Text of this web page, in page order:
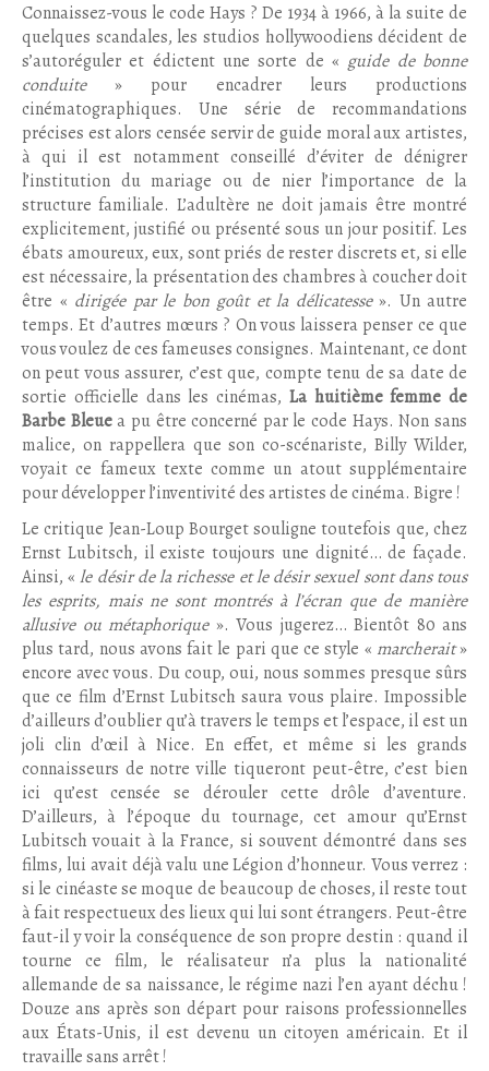
Connaissez-vous le code Hays ? De 1934 à 1966, à la suite de
quelques scandales, les studios hollywoodiens décident de
s’autoréguler et édictent une sorte de « guide de bonne
conduite» pour encadrer leurs productions
cinématographiques. Une série de recommandations
précises est alors censée servir de guide moral aux artistes,
à qui il est notamment conseillé d’éviter de dénigrer
l’institution du mariage ou de nier l’importance de la
structure familiale. L’adultère ne doit jamais être montré
explicitement, justifié ou présenté sous un jour positif. Les
ébats amoureux, eux, sont priés de rester discrets et, si elle
est nécessaire, la présentation des chambres à coucher doit
être « dirigée par le bon goût et la délicatesse ». Un autre
temps. Et d’autres mœurs ? On vous laissera penser ce que
vous voulez de ces fameuses consignes. Maintenant, ce dont
on peut vous assurer, c’est que, compte tenu de sa date de
sortie officielle dans les cinémas, La huitième femme de
Barbe Bleuea pu être concerné par le code Hays. Non sans
malice, on rappellera que son co-scénariste, Billy Wilder,
voyait ce fameux texte comme un atout supplémentaire
pour développer l’inventivité des artistes de cinéma. Bigre !
Le critique Jean-Loup Bourget souligne toutefois que, chez
Ernst Lubitsch, il existe toujours une dignité… de façade.
Ainsi, «le désir de la richesse et le désir sexuel sont dans tous
les esprits, mais ne sont montrés à l’écran que de manière
allusive ou métaphorique». Vous jugerez… Bientôt 80 ans
plus tard, nous avons fait le pari que ce style « marcherait»
encore avec vous. Du coup, oui, nous sommes presque sûrs
que ce film d’Ernst Lubitsch saura vous plaire. Impossible
d’ailleurs d’oublier qu’à travers le temps et l’espace, il est un
joli clin d’œil à Nice. En effet, et même si les grands
connaisseurs de notre ville tiqueront peut-être, c’est bien
ici qu’est censée se dérouler cette drôle d’aventure.
D’ailleurs, à l’époque du tournage, cet amour qu’Ernst
Lubitsch vouait à la France, si souvent démontré dans ses
films, lui avait déjà valu une Légion d’honneur. Vous verrez :
si le cinéaste se moque de beaucoup de choses, il reste tout
à fait respectueux des lieux qui lui sont étrangers. Peut-être
faut-il y voir la conséquence de son propre destin : quand il
tourne ce film, le réalisateur n’a plus la nationalité
allemande de sa naissance, le régime nazi l’en ayant déchu !
Douze ans après son départ pour raisons professionnelles
aux États-Unis, il est devenu un citoyen américain. Et il
travaille sans arrêt !